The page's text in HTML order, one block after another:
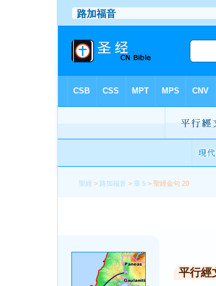
聖經 > 路加福音 > 章 5 > 聖經金句 20
平行經